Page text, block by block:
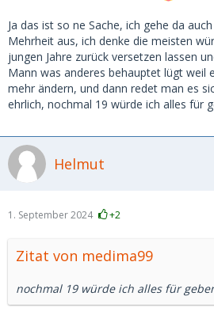
Ja das ist so ne Sache, ich gehe da
Mehrheit aus, ich denke die meisten
jungen Jahre zurück versetzen lassen
Mann was anderes behauptet lügt weil
mehr ändern, und dann redet man es
ehrlich, nochmal 19 würde ich alles für
Helmut
1. September 2024 +2
Zitat von medima99
nochmal 19 würde ich alles für